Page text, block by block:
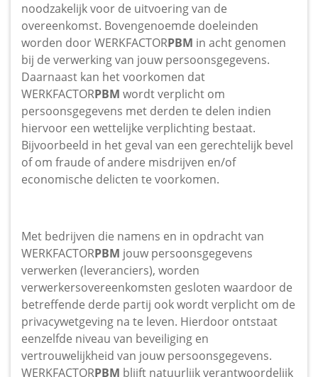
noodzakelijk voor de uitvoering van de
overeenkomst. Bovengenoemde doeleinden
worden door WERKFACTORPBM in acht genomen
bij de verwerking van jouw persoonsgegevens.
Daarnaast kan het voorkomen dat
WERKFACTORPBM wordt verplicht om
persoonsgegevens met derden te delen indien
hiervoor een wettelijke verplichting bestaat.
Bijvoorbeeld in het geval van een gerechtelijk bevel
of om fraude of andere misdrijven en/of
economische delicten te voorkomen.
Met bedrijven die namens en in opdracht van
WERKFACTORPBM jouw persoonsgegevens
verwerken (leveranciers), worden
verwerkersovereenkomsten gesloten waardoor de
betreffende derde partij ook wordt verplicht om de
privacywetgeving na te leven. Hierdoor ontstaat
eenzelfde niveau van beveiliging en
vertrouwelijkheid van jouw persoonsgegevens.
WERKFACTORPBM blijft natuurlijk verantwoordelijk